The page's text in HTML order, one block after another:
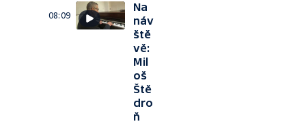
08:09
Na
náv
ště
vě:
Mil
oš
Ště
dro
ň